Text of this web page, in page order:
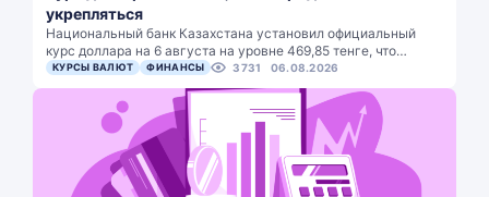
укрепляться
Национальный банк Казахстана установил официальный
курс доллара на 6 августа на уровне 469,85 тенге, что…
КУРСЫ ВАЛЮТ ФИНАНСЫ 3731 06.08.2026